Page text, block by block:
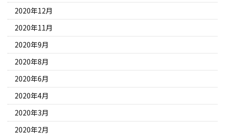
2020年12月
2020年11月
2020年9月
2020年8月
2020年6月
2020年4月
2020年3月
2020年2月